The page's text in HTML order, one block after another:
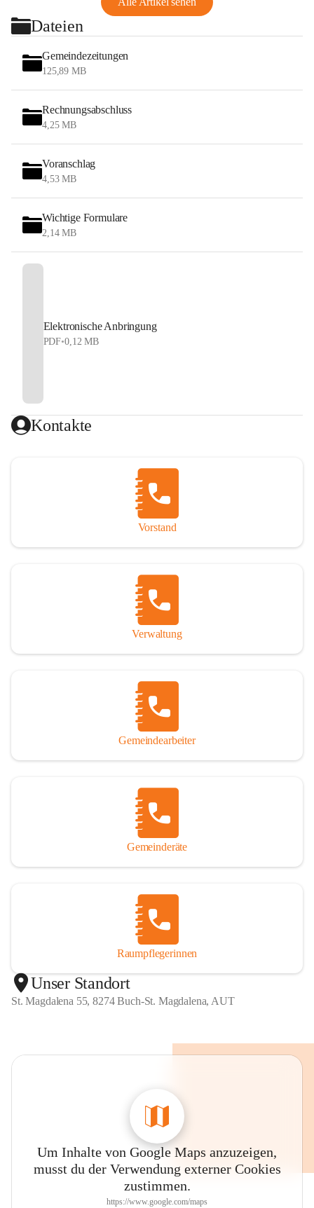
Dateien
Gemeindezeitungen
125,89 MB
Rechnungsabschluss
4,25 MB
Voranschlag
4,53 MB
Wichtige Formulare
2,14 MB
Elektronische Anbringung
PDF•0,12 MB
Kontakte
Vorstand
Verwaltung
Gemeindearbeiter
Gemeinderäte
Raumpflegerinnen
Unser Standort
St. Magdalena 55, 8274 Buch-St. Magdalena, AUT
Um Inhalte von Google Maps anzuzeigen,
musst du der Verwendung externer Cookies
zustimmen.
https://www.google.com/maps